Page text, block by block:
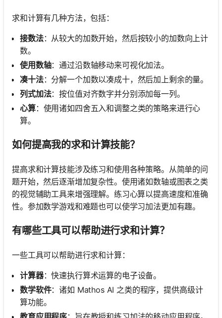
求和计算有几种方法，包括：
接数法：从较大的加数开始，然后按较小的加数向上计
数。
使用数轴：通过沿数轴移动来可视化加法。
凑十法：分解一个加数以凑成十，然后加上剩余的量。
列式加法：按位值对齐数字并分别添加每一列。
心算：使用诸如四舍五入和调整之类的策略来进行心
算。
如何提高我的求和计算技能？
提高求和计算技能涉及练习和使用各种策略。从简单的问
题开始，然后逐渐增加复杂性。使用诸如数轴或图表之类
的视觉辅助工具来增强理解。练习心算以提高速度和准确
性。参加数学游戏和难题也可以使学习加法更加有趣。
有哪些工具可以帮助进行求和计算？
一些工具可以帮助进行求和计算：
计算器：快速执行算术运算的电子设备。
数学软件：诸如 Mathos AI 之类的程序，提供高级计
算功能。